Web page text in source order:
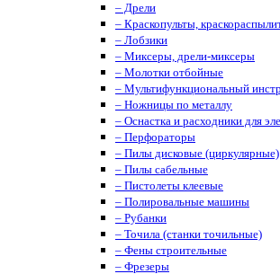
– Дрели
– Краскопульты,
– Лобзики
– Миксеры, дрели-миксеры
– Молотки отбойные
– Мультифункциональный
– Ножницы по металлу
– Оснастка и расходники для
– Перфораторы
– Пилы дисковые (циркулярные)
– Пилы сабельные
– Пистолеты клеевые
– Полировальные машины
– Рубанки
– Точила (станки точильные)
– Фены строительные
– Фрезеры